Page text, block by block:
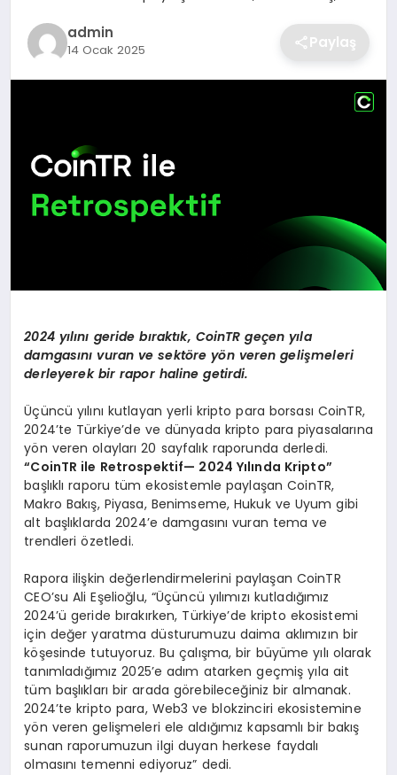
YAŞAM admin
14 Ocak 2025 Paylaş
2024 yılını geride bıraktık, CoinTR geçen yıla
damgasınıvuran ve sektöre yön veren gelişmeleri
derleyerek bir rapor haline getirdi.
Üçüncü yılını kutlayan yerli kripto para borsası CoinTR,
2024’te Türkiye’de ve dünyada kripto para piyasalarına
yön veren olayları 20 sayfalık raporunda derledi.
“CoinTR ile Retrospektif— 2024 Yılında Kripto”
başlıklı raporu tüm ekosistemle paylaşan CoinTR,
Makro Bakış, Piyasa, Benimseme, Hukuk ve Uyum gibi
alt başlıklarda 2024’e damgasını vuran tema ve
trendleri özetledi.
Rapora ilişkin değerlendirmelerini paylaşan CoinTR
CEO’su Ali Eşelioğlu, “Üçüncü yılımızı kutladığımız
2024’ü geride bırakırken, Türkiye’de kripto ekosistemi
için değer yaratma düsturumuzu daima aklımızın bir
köşesinde tutuyoruz. Bu çalışma, bir büyüme yılı olarak
tanımladığımız 2025’e adım atarken geçmiş yıla ait
tüm başlıkları bir arada görebileceğiniz bir almanak.
2024’te kripto para, Web3 ve blokzinciri ekosistemine
yön veren gelişmeleri ele aldığımız kapsamlı bir bakış
sunan raporumuzun ilgi duyan herkese faydalı
olmasını temenni ediyoruz” dedi.